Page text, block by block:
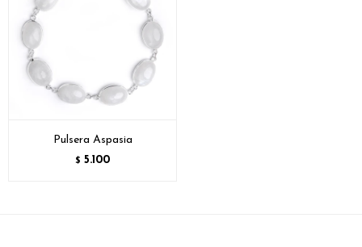
Pulsera Aspasia
$ 5.100